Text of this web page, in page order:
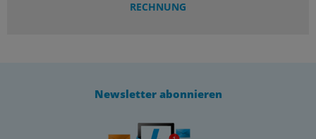
RECHNUNG
Newsletter abonnieren